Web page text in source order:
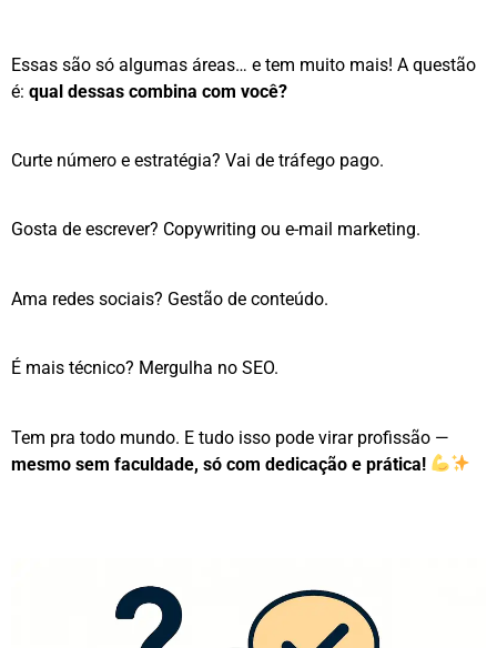
Essas são só algumas áreas… e tem muito mais! A questão
é: qual dessas combina com você?
Curte número e estratégia? Vai de tráfego pago.
Gosta de escrever? Copywriting ou e-mail marketing.
Ama redes sociais? Gestão de conteúdo.
É mais técnico? Mergulha no SEO.
Tem pra todo mundo. E tudo isso pode virar profissão —
mesmo sem faculdade, só com dedicação e prática!